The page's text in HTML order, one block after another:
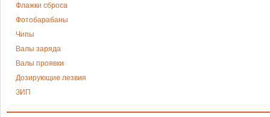
Флажки сброса
Фотобарабаны
Чипы
Валы заряда
Валы проявки
Дозирующие лезвия
ЗИП